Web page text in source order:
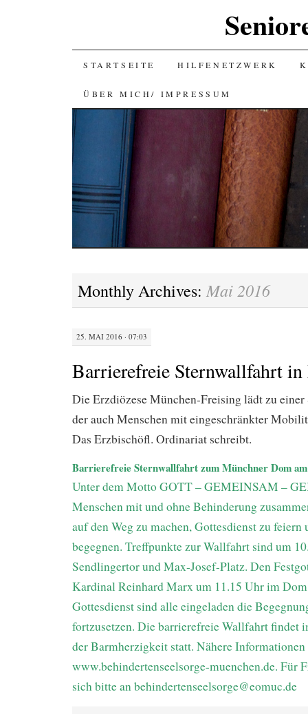
SKIP
TO
CONTENT
STARTSEITE HILFENETZWERK
ÜBER MICH/ IMPRESSUM
Monthly Archives: Mai 2016
25. MAI 2016 · 07:03
Barrierefreie Sternwallfahrt
Die Erzdiözese München-Freising lädt zu
der auch Menschen mit eingeschränkter
Das Erzbischöfl. Ordinariat schreibt.
Barrierefreie Sternwallfahrt zum Münchner Dom am
Unter dem Motto GOTT – GEMEINSAM –
Menschen mit und ohne Behinderung
auf den Weg zu machen, Gottesdienst zu feiern
begegnen. Treffpunkte zur Wallfahrt sind um
Sendlingertor und Max-Josef-Platz. Den
Kardinal Reinhard Marx um 11.15 Uhr im
Gottesdienst sind alle eingeladen die
fortzusetzen. Die barrierefreie Wallfahrt findet
der Barmherzigkeit statt. Nähere
www.behindertenseelsorge-muenchen.de. Für
sich bitte an behindertenseelsorge@eomuc.de